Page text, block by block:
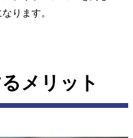
ります。
メリット